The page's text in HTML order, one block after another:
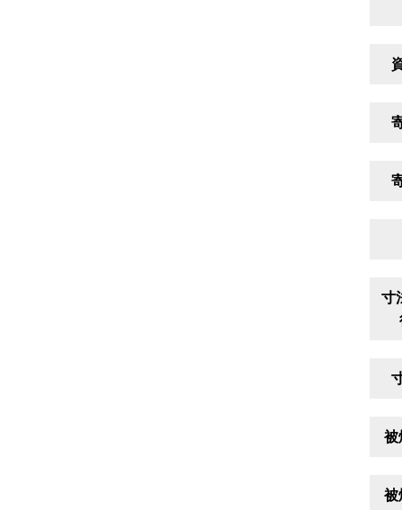
寸
被
被